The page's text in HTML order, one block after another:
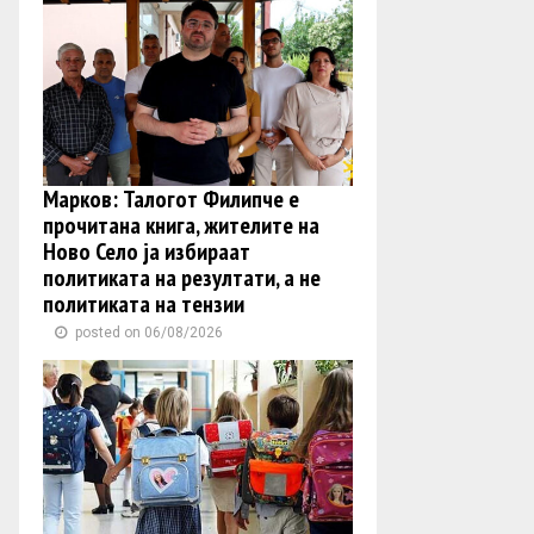
Марков: Талогот Филипче е
прочитана книга, жителите на
Ново Село ја избираат
политиката на резултати, а не
политиката на тензии
posted on 06/08/2026